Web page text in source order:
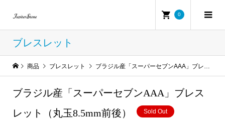
0
ブレスレット
商品 ブレスレット ブラジル産「スーパーセブンAAA」ブレスレット（丸玉8.5mm前後）
ブラジル産「スーパーセブンAAA」ブレス
レット（丸玉8.5mm前後）
Sold Out